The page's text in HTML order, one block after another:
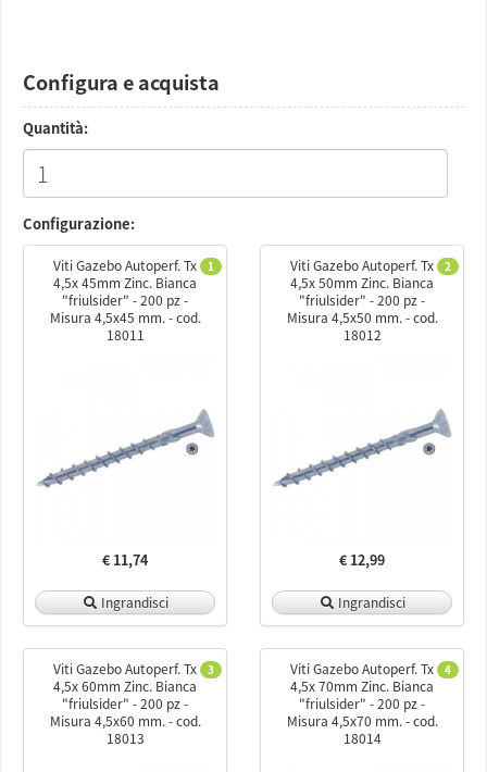
Configura e acquista
Quantità:
Configurazione:
1
Viti Gazebo Autoperf. Tx
4,5x 45mm Zinc. Bianca
"friulsider" - 200 pz -
Misura 4,5x45 mm. - cod.
18011
€ 11,74
Ingrandisci
2
Viti Gazebo Autoperf. Tx
4,5x 50mm Zinc. Bianca
"friulsider" - 200 pz -
Misura 4,5x50 mm. - cod.
18012
€ 12,99
Ingrandisci
3
Viti Gazebo Autoperf. Tx
4,5x 60mm Zinc. Bianca
"friulsider" - 200 pz -
Misura 4,5x60 mm. - cod.
18013
4
Viti Gazebo Autoperf. Tx
4,5x 70mm Zinc. Bianca
"friulsider" - 200 pz -
Misura 4,5x70 mm. - cod.
18014